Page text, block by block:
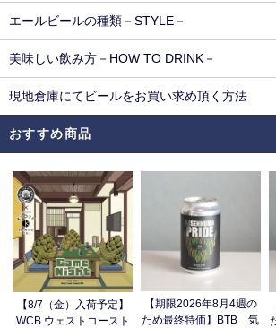
エールビールの種類－STYLE－
美味しい飲み方－HOW TO DRINK－
現地倉庫にてビールをお買い求め頂く方法
おすすめ商品
【8/7（金）入荷予定】
WCB ウェストコースト
【期限2026年8月4週の
ため最終特価】BTB 気